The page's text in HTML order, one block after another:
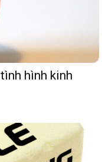
hình kinh